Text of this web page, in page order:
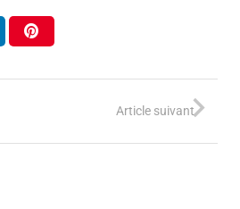
Article suivant